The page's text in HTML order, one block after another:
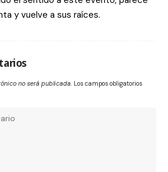
y vuelve a sus raíces.
no será publicada. Los campos obligatorios